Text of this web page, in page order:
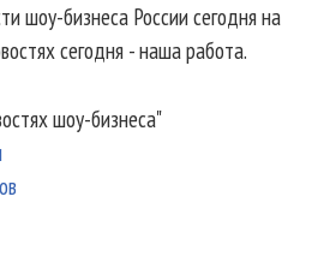
шоу-бизнеса России сегодня на
сегодня - наша работа.
шоу-бизнеса"